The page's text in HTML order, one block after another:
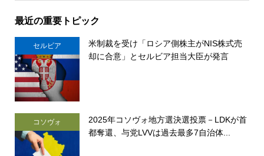
最近の重要トピック
セルビア
米制裁を受け「ロシア側株主がNIS株式売
却に合意」とセルビア担当大臣が発言
コソヴォ
2025年コソヴォ地方選決選投票－LDKが首
都奪還、与党LVVは過去最多7自治体...